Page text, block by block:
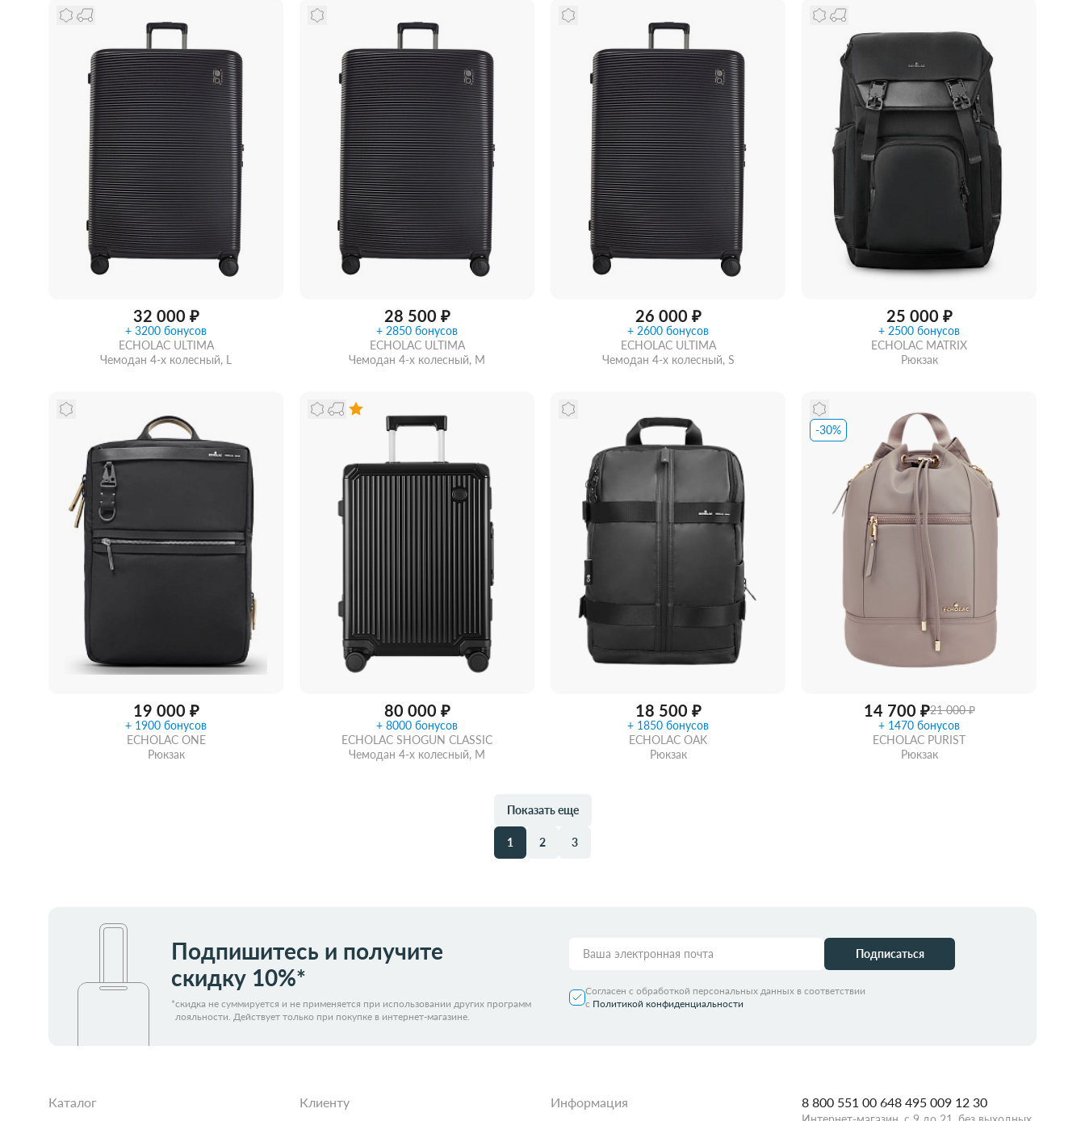
Забрать из магазинасо скидкой Забрать из магазина со скидкой
32 000 ₽
+ 3200 бонусов
ECHOLAC ULTIMA
Чемодан 4-х колесный, L
Купить в 1 клик В корзину
28 500 ₽
+ 2850 бонусов
ECHOLAC ULTIMA
Чемодан 4-х колесный, M
Сообщить о поступлении
26 000 ₽
+ 2600 бонусов
ECHOLAC ULTIMA
Чемодан 4-х колесный, S
Забрать из магазинасо скидкой
25 000 ₽
+ 2500 бонусов
ECHOLAC MATRIX
Рюкзак
Купить в 1 клик
19 000 ₽
+ 1900 бонусов
ECHOLAC ONE
Рюкзак
80 000 ₽
+ 8000 бонусов
ECHOLAC SHOGUN CLASSIC
Чемодан 4-х колесный, M
В корзину
18 500 ₽
+ 1850 бонусов
ECHOLAC OAK
Рюкзак
-30%
14 700 ₽21 000 ₽
+ 1470 бонусов
ECHOLAC PURIST
Рюкзак
Показать еще
1 2 3
Подпишитесь и получите
скидку 10%*
*скидка не суммируется и не применяется при использовании других программ
лояльности. Действует только при покупке в интернет-магазине.
Подписаться
Согласен с обработкой персональных данных в соответствии
с Политикой конфиденциальности
Каталог Клиенту Информация 8 800 551 00 648 495 009 12 30